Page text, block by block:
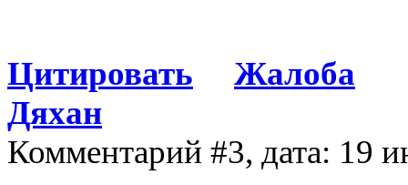
Цитировать
Жалоба
Дяхан
Комментарий #3, дата: 19